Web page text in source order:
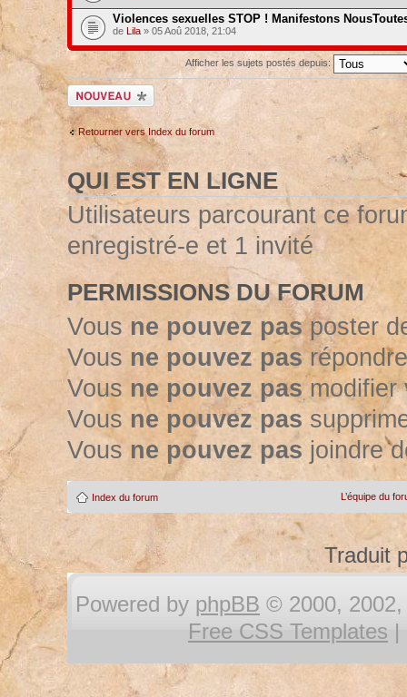
Violences sexuelles STOP ! Manifestons
de Lila» 05 Aoû 2018, 21:04
Afficher les sujets postés depuis:
Ecrire un nouveau
sujet
Retourner vers Index du forum
QUI EST EN LIGNE
Utilisateurs parcourant ce
enregistré-e et 1 invité
PERMISSIONS DU FORUM
Vous ne pouvez pasposter
Vous ne pouvez pas
Vous ne pouvez pasmodifier
Vous ne pouvez pas
Vous ne pouvez pas joindre
Index du forum L’équipe du
Traduit
Powered by phpBB © 2000, 2002,
Free CSS Templates |